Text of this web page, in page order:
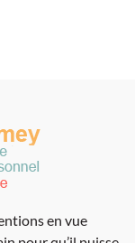
en vue